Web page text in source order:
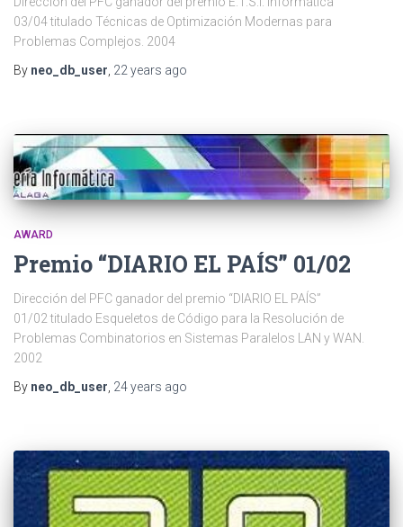
03/04 titulado Técnicas de Optimización Modernas para
Problemas Complejos. 2004
By neo_db_user 22 years ago
AWARD
Premio “DIARIO EL PAÍS” 01/02
Dirección del PFC ganador del premio “DIARIO EL PAÍS”
01/02 titulado Esqueletos de Código para la Resolución de
Problemas Combinatorios en Sistemas Paralelos LAN y WAN.
2002
By neo_db_user 24 years ago